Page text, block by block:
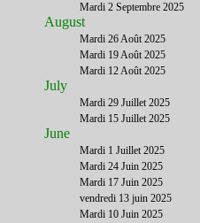
Mardi 2 Septembre 2025
August
Mardi 26 Août 2025
Mardi 19 Août 2025
Mardi 12 Août 2025
July
Mardi 29 Juillet 2025
Mardi 15 Juillet 2025
June
Mardi 1 Juillet 2025
Mardi 24 Juin 2025
Mardi 17 Juin 2025
vendredi 13 juin 2025
Mardi 10 Juin 2025